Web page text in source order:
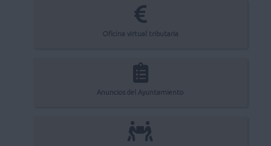
Oficina virtual tributaria
Anuncios del Ayuntamiento